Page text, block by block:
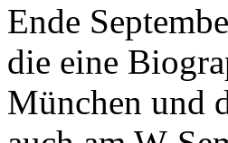
Ende
die eine
München und